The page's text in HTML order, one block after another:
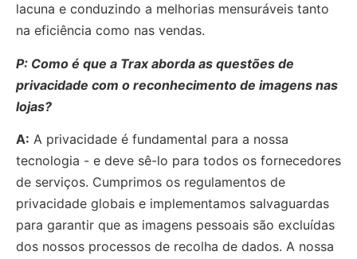
lacuna e conduzindo a melhorias mensuráveis tanto
na eficiência como nas vendas.
P: Como é que a Trax aborda as questões de
privacidade com o reconhecimento de imagens nas
lojas?
A: A privacidade é fundamental para a nossa
tecnologia - e deve sê-lo para todos os fornecedores
de serviços. Cumprimos os regulamentos de
privacidade globais e implementamos salvaguardas
para garantir que as imagens pessoais são excluídas
dos nossos processos de recolha de dados. A nossa